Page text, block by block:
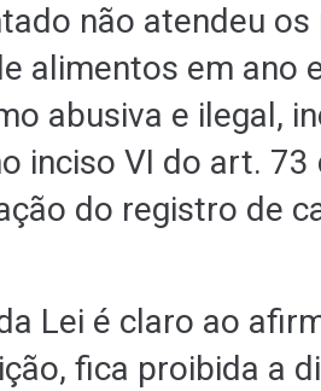
não atendeu
alimentos em ano
abusiva e ilegal,
inciso VI do art. 73
do registro de
Lei é claro ao
fica proibida a